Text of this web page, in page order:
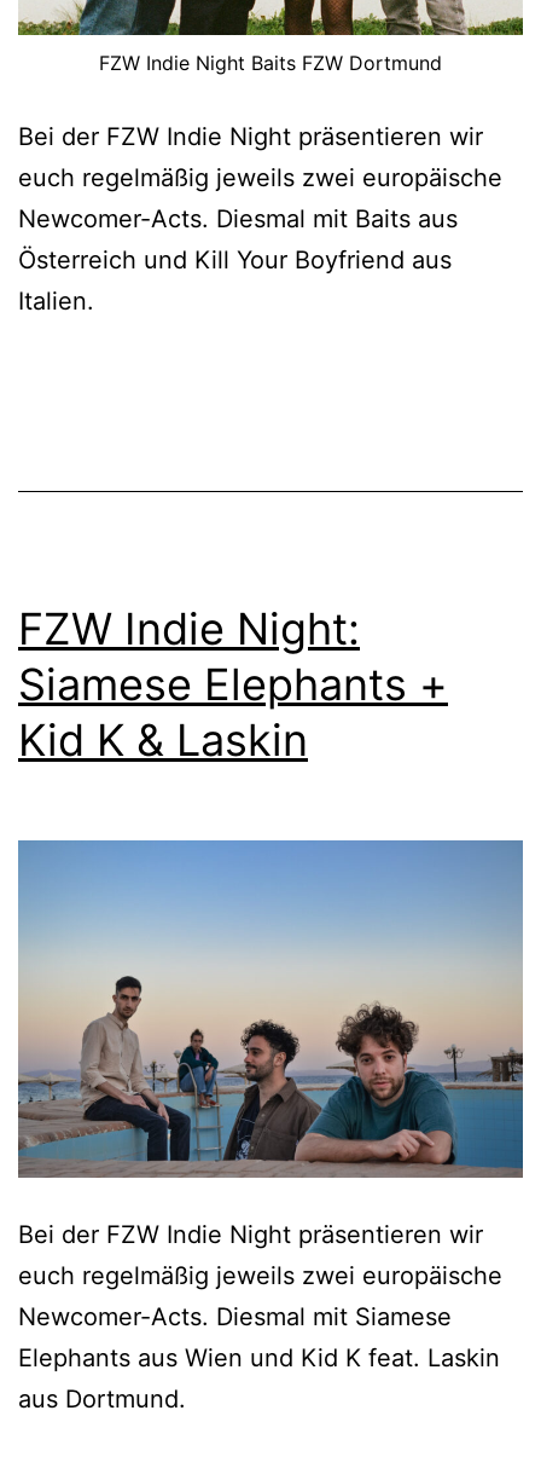
FZW Indie Night Baits FZW Dortmund
Bei der FZW Indie Night präsentieren wir
euch regelmäßig jeweils zwei europäische
Newcomer-Acts. Diesmal mit Baits aus
Österreich und Kill Your Boyfriend aus
Italien.
FZW Indie Night:
Siamese Elephants +
Kid K & Laskin
Bei der FZW Indie Night präsentieren wir
euch regelmäßig jeweils zwei europäische
Newcomer-Acts. Diesmal mit Siamese
Elephants aus Wien und Kid K feat. Laskin
aus Dortmund.